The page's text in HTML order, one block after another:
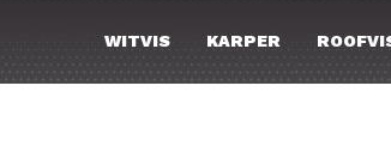
WITVIS KARPER